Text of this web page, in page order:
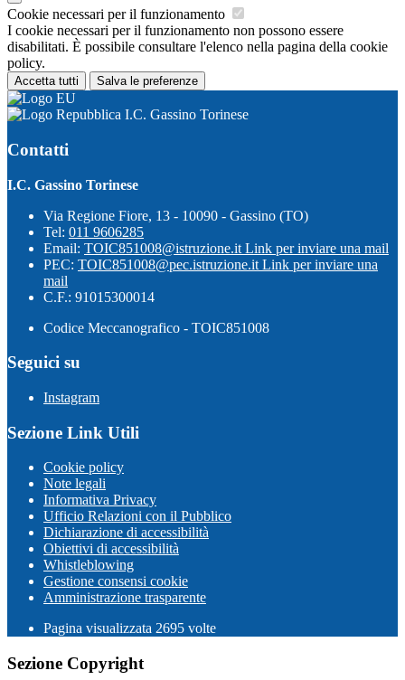
Cookie necessari per il funzionamento
I cookie necessari per il funzionamento non possono essere
disabilitati. È possibile consultare l'elenco nella pagina della cookie
policy.
Accetta tutti Salva le preferenze
I.C. Gassino Torinese
Contatti
I.C. Gassino Torinese
Via Regione Fiore, 13 - 10090 - Gassino (TO)
Tel: 011 9606285
Email: TOIC851008@istruzione.it Link per inviare una mail
PEC: TOIC851008@pec.istruzione.it Link per inviare una
mail
C.F.: 91015300014
Codice Meccanografico - TOIC851008
Seguici su
Instagram
Sezione Link Utili
Cookie policy
Note legali
Informativa Privacy
Ufficio Relazioni con il Pubblico
Dichiarazione di accessibilità
Obiettivi di accessibilità
Whistleblowing
Gestione consensi cookie
Amministrazione trasparente
Pagina visualizzata 2695 volte
Sezione Copyright